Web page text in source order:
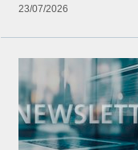
23/07/2026